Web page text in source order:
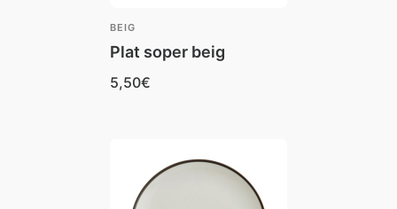
BEIG
Plat soper beig
5,50€